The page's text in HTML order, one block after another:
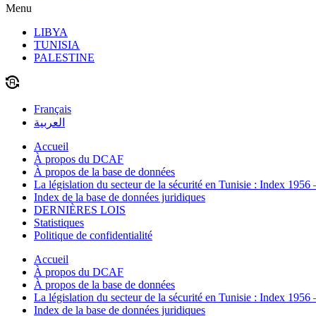
Menu
LIBYA
TUNISIA
PALESTINE
Français
العربية
Accueil
À propos du DCAF
À propos de la base de données
La législation du secteur de la sécurité en Tunisie : Index 1956
Index de la base de données juridiques
DERNIÈRES LOIS
Statistiques
Politique de confidentialité
Accueil
À propos du DCAF
À propos de la base de données
La législation du secteur de la sécurité en Tunisie : Index 1956
Index de la base de données juridiques